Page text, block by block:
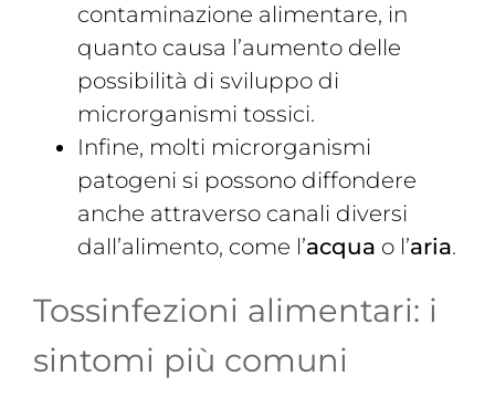
contaminazione alimentare, in
quanto causa l’aumento delle
possibilità di sviluppo di
microrganismi tossici.
Infine, molti microrganismi
patogeni si possono diffondere
anche attraverso canali diversi
dall’alimento, come l’acqua o l’aria.
Tossinfezioni alimentari: i
sintomi più comuni